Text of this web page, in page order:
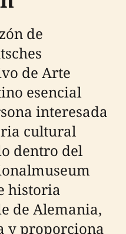
de
de Arte
esencial
interesada
cultural
dentro del
historia
de Alemania,
y proporciona